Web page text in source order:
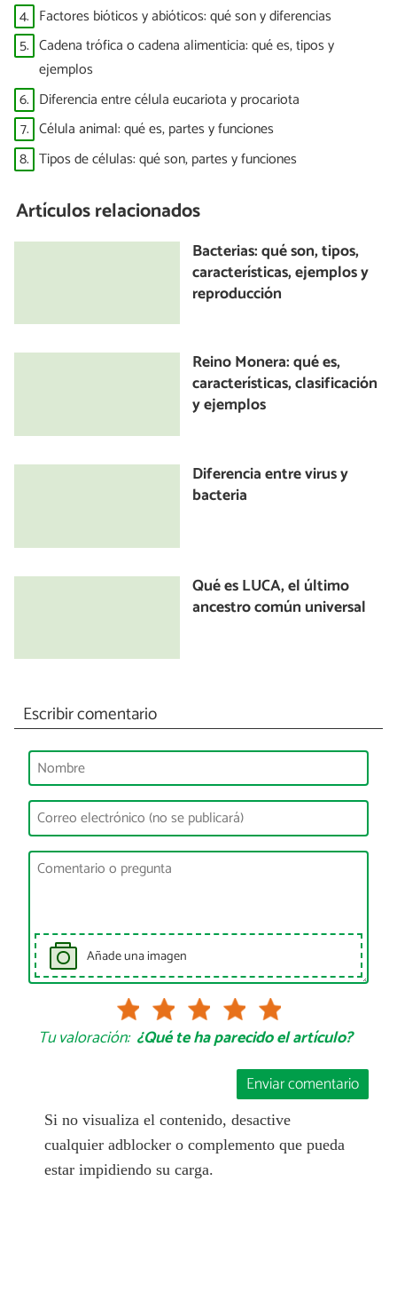
4. Factores bióticos y abióticos: qué son y diferencias
5. Cadena trófica o cadena alimenticia: qué es, tipos y
ejemplos
6. Diferencia entre célula eucariota y procariota
7. Célula animal: qué es, partes y funciones
8. Tipos de células: qué son, partes y funciones
Artículos relacionados
Bacterias: qué son, tipos,
características, ejemplos y
reproducción
Reino Monera: qué es,
características, clasificación
y ejemplos
Diferencia entre virus y
bacteria
Qué es LUCA, el último
ancestro común universal
Escribir comentario
Añade una imagen
Tu valoración: ¿Qué te ha parecido el artículo?
Enviar comentario
Si no visualiza el contenido, desactive
cualquier adblocker o complemento que pueda
estar impidiendo su carga.